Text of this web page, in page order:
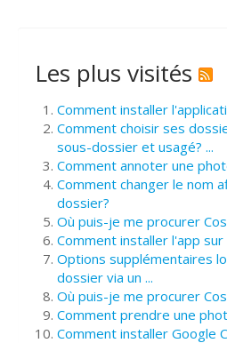
Les plus visités
Comment installer
Comment choisir ses
sous-dossier et usagé? ...
Comment annoter une
Comment changer le nom
dossier?
Où puis-je me procurer
Comment installer l'app
Options supplémentaires
dossier via un ...
Où puis-je me procurer
Comment prendre une
Comment installer Google